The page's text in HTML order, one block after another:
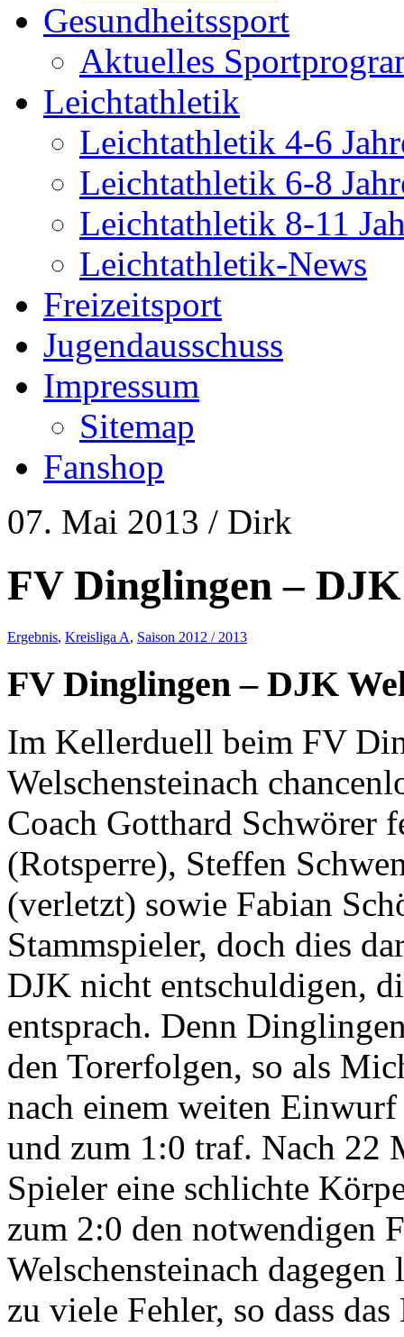
Gesundheitssport
Aktuelles
Leichtathletik
Leichtathletik 4-6
Leichtathletik 6-8
Leichtathletik 8-11
Leichtathletik-News
Freizeitsport
Jugendausschuss
Impressum
Sitemap
Fanshop
07. Mai 2013 / Dirk
FV Dinglingen –
Ergebnis, Kreisliga A, Saison 2012 / 2013
FV Dinglingen – DJK
Im Kellerduell beim FV
Welschensteinach
Coach Gotthard Schwörer
(Rotsperre), Steffen
(verletzt) sowie Fabian
Stammspieler, doch dies
DJK nicht entschuldigen,
entsprach. Denn
den Torerfolgen, so als
nach einem weiten
und zum 1:0 traf. Nach 22
Spieler eine schlichte
zum 2:0 den notwendigen
Welschensteinach
zu viele Fehler, so dass